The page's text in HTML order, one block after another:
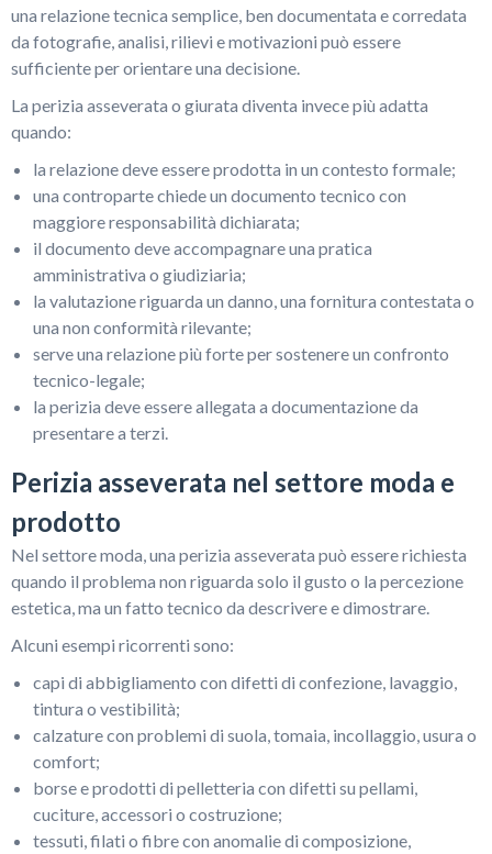
una relazione tecnica semplice, ben documentata e corredata
da fotografie, analisi, rilievi e motivazioni può essere
sufficiente per orientare una decisione.
La perizia asseverata o giurata diventa invece più adatta
quando:
la relazione deve essere prodotta in un contesto formale;
una controparte chiede un documento tecnico con
maggiore responsabilità dichiarata;
il documento deve accompagnare una pratica
amministrativa o giudiziaria;
la valutazione riguarda un danno, una fornitura contestata o
una non conformità rilevante;
serve una relazione più forte per sostenere un confronto
tecnico-legale;
la perizia deve essere allegata a documentazione da
presentare a terzi.
Perizia asseverata nel settore moda e
prodotto
Nel settore moda, una perizia asseverata può essere richiesta
quando il problema non riguarda solo il gusto o la percezione
estetica, ma un fatto tecnico da descrivere e dimostrare.
Alcuni esempi ricorrenti sono:
capi di abbigliamento con difetti di confezione, lavaggio,
tintura o vestibilità;
calzature con problemi di suola, tomaia, incollaggio, usura o
comfort;
borse e prodotti di pelletteria con difetti su pellami,
cuciture, accessori o costruzione;
tessuti, filati o fibre con anomalie di composizione,